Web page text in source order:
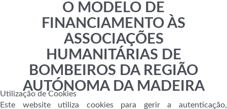
O MODELO DE
FINANCIAMENTO ÀS
ASSOCIAÇÕES
HUMANITÁRIAS DE
BOMBEIROS DA REGIÃO
AUTÓNOMA DA MADEIRA
Utilização de Cookies
Este website utiliza cookies para gerir a autenticação,